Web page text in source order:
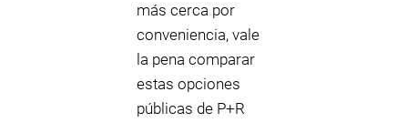
más cerca por
conveniencia, vale
la pena comparar
estas opciones
públicas de P+R